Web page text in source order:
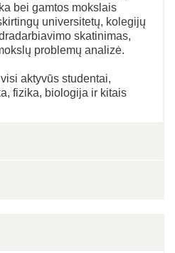
bei gamtos mokslais
universitetų, kolegijų
skatinimas,
problemų analizė.
aktyvūs studentai,
fizika, biologija ir kitais